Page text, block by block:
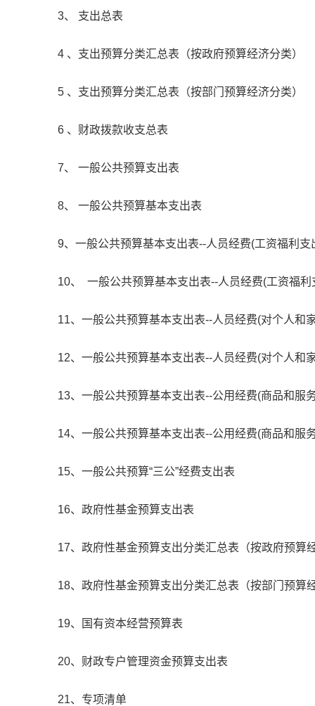
3、 支出总表
4 、支出预算分类汇总表（按政府预算经济分类）
5 、支出预算分类汇总表（按部门预算经济分类）
6 、财政拨款收支总表
7、 一般公共预算支出表
8、 一般公共预算基本支出表
9、一般公共预算基本支出表--人员经费(工资福利
10、 一般公共预算基本支出表--人员经费(工资福
11、一般公共预算基本支出表--人员经费(对个人和
12、一般公共预算基本支出表--人员经费(对个人和
13、一般公共预算基本支出表--公用经费(商品和服
14、一般公共预算基本支出表--公用经费(商品和服
15、一般公共预算“三公”经费支出表
16、政府性基金预算支出表
17、政府性基金预算支出分类汇总表（按政府预算
18、政府性基金预算支出分类汇总表（按部门预算
19、国有资本经营预算表
20、财政专户管理资金预算支出表
21、专项清单